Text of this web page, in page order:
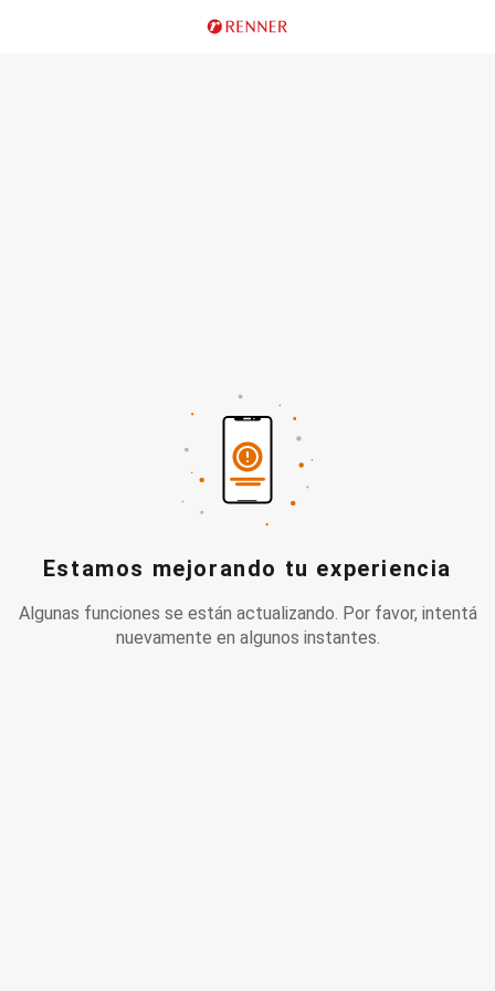
Estamos mejorando tu experiencia
Algunas funciones se están actualizando. Por favor, intentá
nuevamente en algunos instantes.